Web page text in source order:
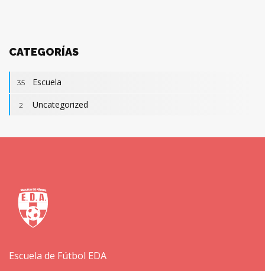
CATEGORÍAS
35 Escuela
2 Uncategorized
Escuela de Fútbol EDA